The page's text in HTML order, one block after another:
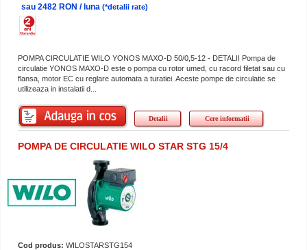
sau 2482 RON / luna (*detalii rate)
POMPA CIRCULATIE WILO YONOS MAXO-D 50/0,5-12 - DETALII Pompa de
circulatie YONOS MAXO-D este o pompa cu rotor umed, cu racord filetat sau cu
flansa, motor EC cu reglare automata a turatiei. Aceste pompe de circulatie se
utilizeaza in instalatii d...
Detalii Cere informatii
POMPA DE CIRCULATIE WILO STAR STG 15/4
Cod produs: WILOSTARSTG154